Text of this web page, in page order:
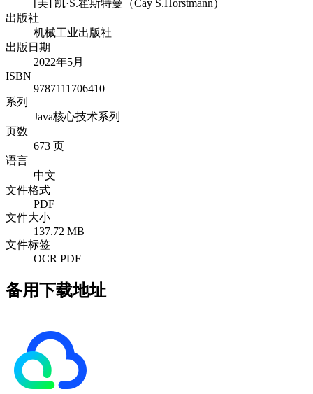
[美] 凯·S.霍斯特曼（Cay S.Horstmann）
出版社
机械工业出版社
出版日期
2022年5月
ISBN
9787111706410
系列
Java核心技术系列
页数
673 页
语言
中文
文件格式
PDF
文件大小
137.72 MB
文件标签
OCR PDF
备用下载地址